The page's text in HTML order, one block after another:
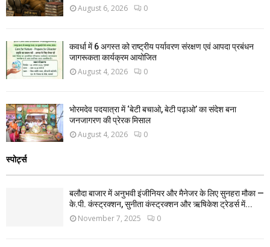
August 6, 2026 0
कवर्धा में 6 अगस्त को राष्ट्रीय पर्यावरण संरक्षण एवं आपदा प्रबंधन
जागरूकता कार्यक्रम आयोजित
August 4, 2026 0
भोरमदेव पदयात्रा में ‘बेटी बचाओ, बेटी पढ़ाओ’ का संदेश बना
जनजागरण की प्रेरक मिसाल
August 4, 2026 0
स्पोर्ट्स
बलौदा बाजार में अनुभवी इंजीनियर और मैनेजर के लिए सुनहरा मौका —
के.पी. कंस्ट्रक्शन, सुनीता कंस्ट्रक्शन और ऋषिकेश ट्रेडर्स में...
November 7, 2025 0